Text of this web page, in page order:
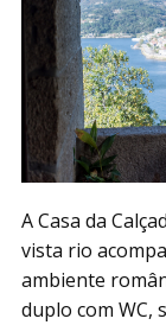
A Casa da
vista rio
ambiente
duplo com WC,